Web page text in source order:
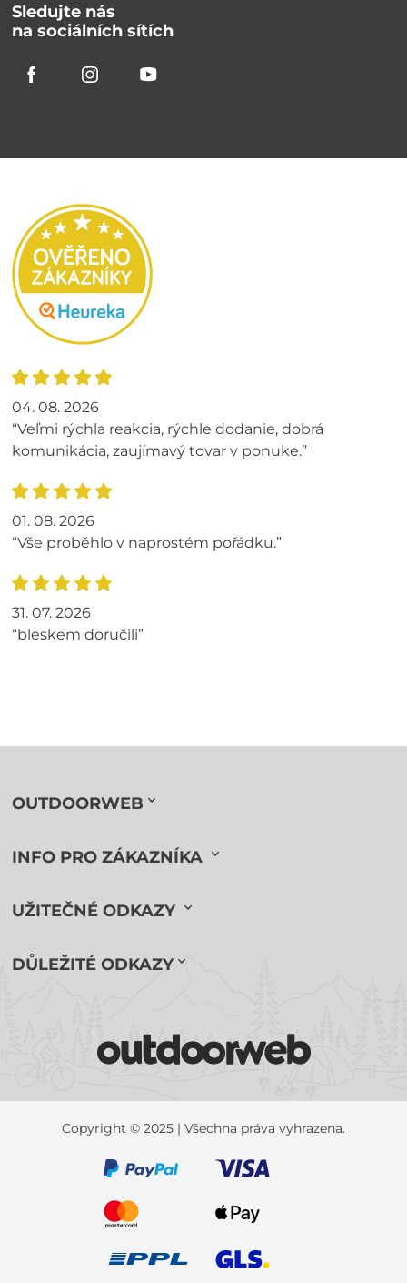
Sledujte nás
na sociálních sítích
04. 08. 2026
“Veľmi rýchla reakcia, rýchle dodanie, dobrá
komunikácia, zaujímavý tovar v ponuke.”
01. 08. 2026
“Vše proběhlo v naprostém pořádku.”
31. 07. 2026
“bleskem doručili”
OUTDOORWEB
INFO PRO ZÁKAZNÍKA
UŽITEČNÉ ODKAZY
DŮLEŽITÉ ODKAZY
Copyright © 2025 | Všechna práva vyhrazena.